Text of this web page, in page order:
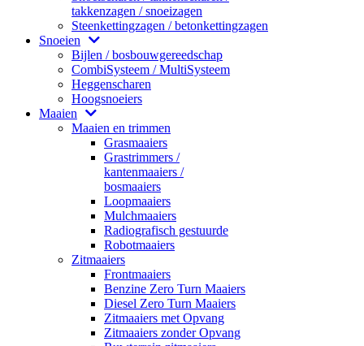
takkenzagen / snoeizagen
Steenkettingzagen / betonkettingzagen
Snoeien
Bijlen / bosbouwgereedschap
CombiSysteem / MultiSysteem
Heggenscharen
Hoogsnoeiers
Maaien
Maaien en trimmen
Grasmaaiers
Grastrimmers /
kantenmaaiers /
bosmaaiers
Loopmaaiers
Mulchmaaiers
Radiografisch gestuurde
Robotmaaiers
Zitmaaiers
Frontmaaiers
Benzine Zero Turn Maaiers
Diesel Zero Turn Maaiers
Zitmaaiers met Opvang
Zitmaaiers zonder Opvang